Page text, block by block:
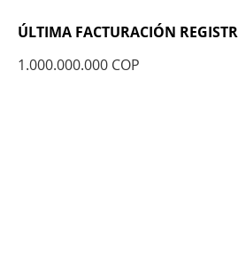
ÚLTIMA FACTURACIÓN
1.000.000.000 COP